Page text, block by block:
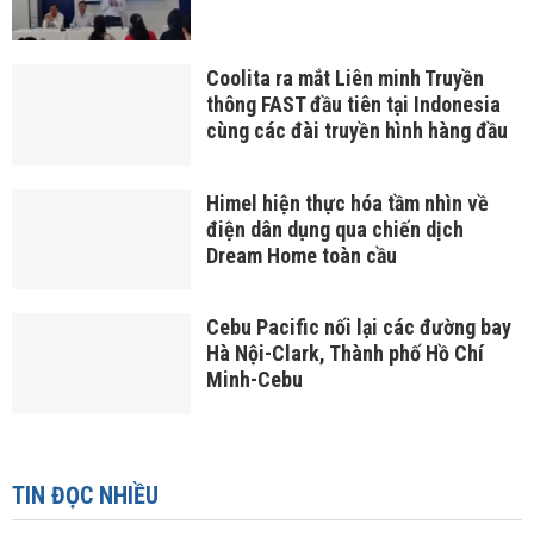
Coolita ra mắt Liên minh Truyền
thông FAST đầu tiên tại Indonesia
cùng các đài truyền hình hàng đầu
Himel hiện thực hóa tầm nhìn về
điện dân dụng qua chiến dịch
Dream Home toàn cầu
Cebu Pacific nối lại các đường bay
Hà Nội-Clark, Thành phố Hồ Chí
Minh-Cebu
TIN ĐỌC NHIỀU